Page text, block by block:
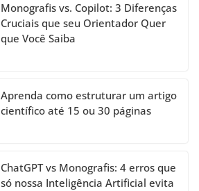
Monografis vs. Copilot: 3 Diferenças
Cruciais que seu Orientador Quer
que Você Saiba
Aprenda como estruturar um artigo
científico até 15 ou 30 páginas
ChatGPT vs Monografis: 4 erros que
só nossa Inteligência Artificial evita